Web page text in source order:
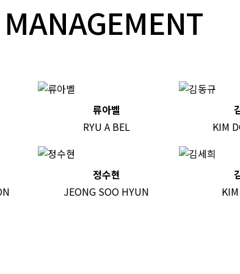
MANAGEMENT
류아벨
RYU A BEL
KIM
정수현
JEONG SOO HYUN